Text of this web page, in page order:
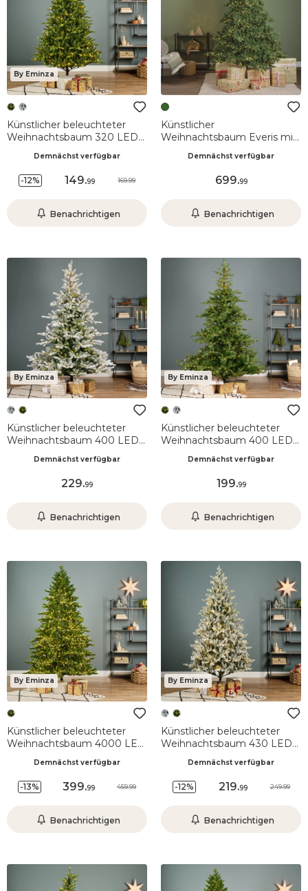
By Eminza
Künstlicher beleuchteter
Weihnachtsbaum 320 LED
Demnächst verfügbar
-12% 149.99 169.99
Benachrichtigen
Künstlicher
Weihnachtsbaum Everis mit
cm) GrünDemnächst verfügbar
699.99
Benachrichtigen
By Eminza
Künstlicher beleuchteter
Weihnachtsbaum 400 LED
Schneebedeckt Grün
Demnächst verfügbar
229.99
Benachrichtigen
By Eminza
Künstlicher beleuchteter
Weihnachtsbaum 400 LEDs
Tannengrün
Demnächst verfügbar
199.99
Benachrichtigen
By Eminza
Künstlicher beleuchteter
Weihnachtsbaum 4000 LED
Nordmann Tannengrün
Demnächst verfügbar
-13% 399.99 459.99
Benachrichtigen
By Eminza
Künstlicher beleuchteter
Weihnachtsbaum 430 LED
Schneebedeckt Grün
Demnächst verfügbar
-12% 219.99 249.99
Benachrichtigen